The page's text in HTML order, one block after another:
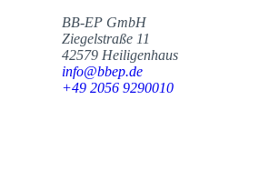
BB-EP GmbH
Ziegelstraße 11
42579 Heiligenhaus
info@bbep.de
+49 2056 9290010